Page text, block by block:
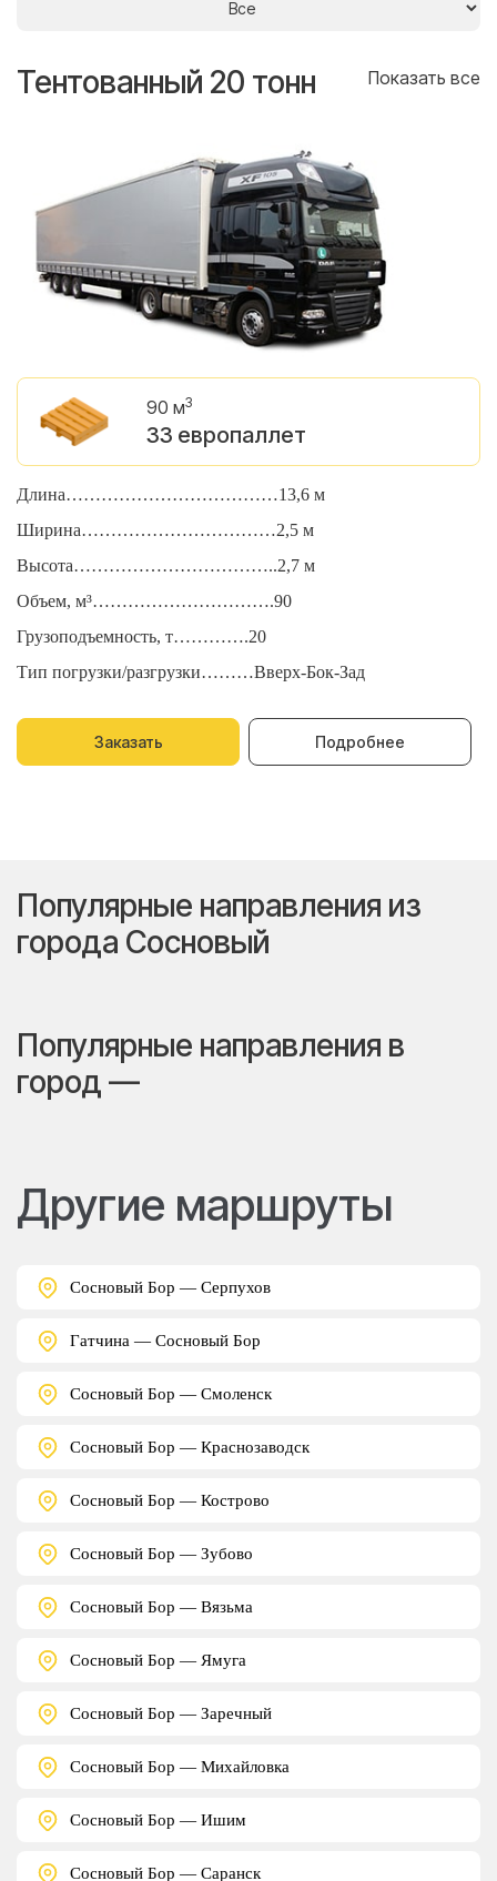
Тентованный 20 тонн Показать все
90 м3
33 европаллет
Длина………………………………13,6 м
Ширина……………………………2,5 м
Высота……………………………..2,7 м
Объем, м³………………………….90
Грузоподъемность, т………….20
Тип погрузки/разгрузки………Вверх-Бок-Зад
Заказать Подробнее
Популярные направления из
города Сосновый
Популярные направления в
город —
Другие маршруты
Сосновый Бор — Серпухов
Гатчина — Сосновый Бор
Сосновый Бор — Смоленск
Сосновый Бор — Краснозаводск
Сосновый Бор — Кострово
Сосновый Бор — Зубово
Сосновый Бор — Вязьма
Сосновый Бор — Ямуга
Сосновый Бор — Заречный
Сосновый Бор — Михайловка
Сосновый Бор — Ишим
Сосновый Бор — Саранск